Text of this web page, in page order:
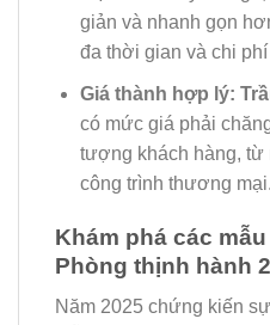
giản và nhanh gọn
đa thời gian và chi
Giá thành hợp lý:
có mức giá phải
tượng khách hàng, từ
công trình thương mại.
Khám phá các
Phòng thịnh hành
Năm 2025 chứng kiến